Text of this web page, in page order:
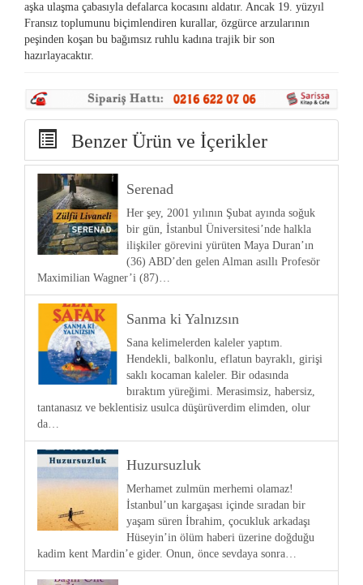
aşka ulaşma çabasıyla defalarca kocasını aldatır. Ancak 19. yüzyıl
Fransız toplumunu biçimlendiren kurallar, özgürce arzularının
peşinden koşan bu bağımsız ruhlu kadına trajik bir son
hazırlayacaktır.
Benzer Ürün ve İçerikler
Serenad
Her şey, 2001 yılının Şubat ayında soğuk
bir gün, İstanbul Üniversitesi’nde halkla
ilişkiler görevini yürüten Maya Duran’ın
(36) ABD’den gelen Alman asıllı Profesör
Maximilian Wagner’i (87)…
Sanma ki Yalnızsın
Sana kelimelerden kaleler yaptım.
Hendekli, balkonlu, eflatun bayraklı, girişi
saklı kocaman kaleler. Bir odasında
bıraktım yüreğimi. Merasimsiz, habersiz,
tantanasız ve beklentisiz usulca düşürüverdim elimden, olur
da…
Huzursuzluk
Merhamet zulmün merhemi olamaz!
İstanbul’un kargaşası içinde sıradan bir
yaşam süren İbrahim, çocukluk arkadaşı
Hüseyin’in ölüm haberi üzerine doğduğu
kadim kent Mardin’e gider. Onun, önce sevdaya sonra…